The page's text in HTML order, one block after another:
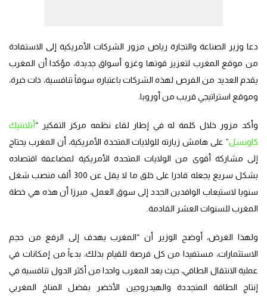
دعا وزير الصناعة والتجارة رياض مزور الشركات الأمريكية إلى الاستفادة
من موقع المغرب لتعزيز قوتها وغزو أسواق جديدة، مؤكدا أن المغرب
يقدم العديد من الفرص لهذه الشركات باعتباره سوقاً تنافسية، ذات خبرة،
وموقع استراتيجي قريب من أوروبا.
وأكد مزور خلال كلمة له في إطار لقاء نظمه مركز التفكير “أتلانتيك
كاونسل” على هامش زيارته للولايات المتحدة الأمريكية، أن المغرب يحتاج
إلى مشاركة أقوى من الولايات المتحدة الأمريكية لمضاعفة اقتصاده
بشكل سريع يجعله قادرا على خلق ما لا يقل عن 300 ألف منصب شغل
سنويا لاستيعاب الوافدين الجدد إلى سوق العمل، مبرزا أن هذه هي خطة
المغرب للسنوات العشر القادمة.
ولهذا الغرض، أوضح الوزير أن “المغرب يهدف إلى الرفع من حجم
الاستثمارات، مستفيدا من كل فرصة للقيام بذلك، بدءاً من إمكانات في
عملية الانتقال الطاقي، حيث يعد المغرب واحدا من أكثر الدول تنافسية في
إنتاج الطاقة المتجددة والهيدروجين الأخضر بفضل المناخ المغربي